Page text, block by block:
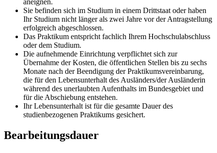
aneignen.
Sie befinden sich im Studium in einem Drittstaat oder haben
Ihr Studium nicht länger als zwei Jahre vor der Antragstellung
erfolgreich abgeschlossen.
Das Praktikum entspricht fachlich Ihrem Hochschulabschluss
oder dem Studium.
Die aufnehmende Einrichtung verpflichtet sich zur
Übernahme der Kosten, die öffentlichen Stellen bis zu sechs
Monate nach der Beendigung der Praktikumsvereinbarung,
die für den Lebensunterhalt des Ausländers/der Ausländerin
während des unerlaubten Aufenthalts im Bundesgebiet und
für die Abschiebung entstehen.
Ihr Lebensunterhalt ist für die gesamte Dauer des
studienbezogenen Praktikums gesichert.
Bearbeitungsdauer